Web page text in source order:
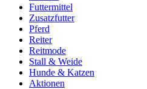
Futtermittel
Zusatzfutter
Pferd
Reiter
Reitmode
Stall & Weide
Hunde & Katzen
Aktionen